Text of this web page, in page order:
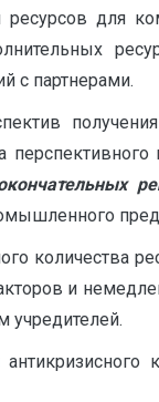
ресурсов для
с партнерами.
перспективного
количества
и
учредителей.